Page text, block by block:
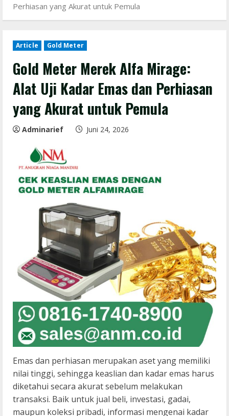
Perhiasan yang Akurat untuk Pemula
Article Gold Meter
Gold Meter Merek Alfa Mirage:
Alat Uji Kadar Emas dan Perhiasan
yang Akurat untuk Pemula
Adminarief Juni 24, 2026
Emas dan perhiasan merupakan aset yang memiliki
nilai tinggi, sehingga keaslian dan kadar emas harus
diketahui secara akurat sebelum melakukan
transaksi. Baik untuk jual beli, investasi, gadai,
maupun koleksi pribadi, informasi mengenai kadar